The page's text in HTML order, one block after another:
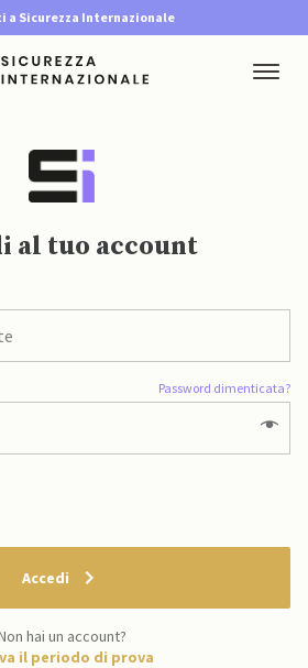
a Sicurezza Internazionale
al tuo account
Password dimenticata?
Accedi
hai un account?
il periodo di prova